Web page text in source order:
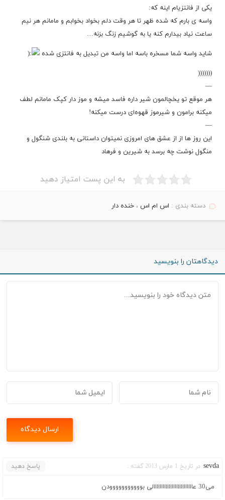
یکی از فانتزیام اینه که:
واسه ی بارم که شده ظهر تا هر وقت دلم بخواد بخوابم و مامانم هر نیم
ساعت نیاد بیدارم کنه یا به گوشیم زنگ بزنه…
شاید واسه شما مسخره باسه اما واسه من تبدیل به فانتزی شده
(((((((
—
هر موقع تو یخچالمون شیر داره فاسد میشه و موز دار کپک مامانم لطف
میکنه برامون و شیرموز قهوه‌ای درست میکنه!
—
این روز ها از از عشق های امروزی نمیتوان داستانی به بلندی شنگول و
منگول نوشت چه برسد به شیرین و فرهاد
به این پست امتیاز دهید
دسته بندی : اس ام اس ،خنده دار
دیدگاهتان را بنویسید
sevda در تاریخ 1 مارس 2013 گفته : پاسخ دهید
می30 عاااااااااااااااااااااااااالی بووووووووووودن